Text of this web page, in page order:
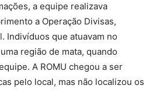
a equipe realizava
a Operação Divisas,
Indivíduos que atuavam no
região de mata, quando
A ROMU chegou a ser
pelo local, mas não localizou os